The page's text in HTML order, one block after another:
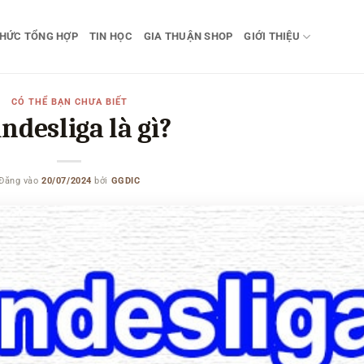
TỔNG HỢP TIN HỌC GIA THUẬN SHOP GIỚI THIỆU
CÓ THỂ BẠN CHƯA BIẾT
là gì?
vào20/07/2024 bởi GGDIC